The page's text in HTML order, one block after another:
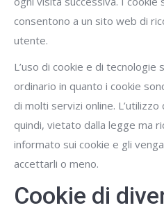
consentono a un sito web di
utente.
L’uso di cookie e di
ordinario in quanto i cookie
di molti servizi online.
quindi, vietato dalla legge ma
informato sui cookie e gli
accettarli o meno.
Cookie di